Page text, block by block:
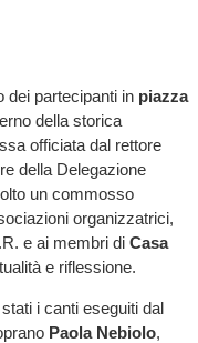
dei partecipanti in piazza
della storica
officiata dal rettore
della Delegazione
un commosso
organizzatrici,
e ai membri di Casa
e riflessione.
i canti eseguiti dal
Paola Nebiolo,